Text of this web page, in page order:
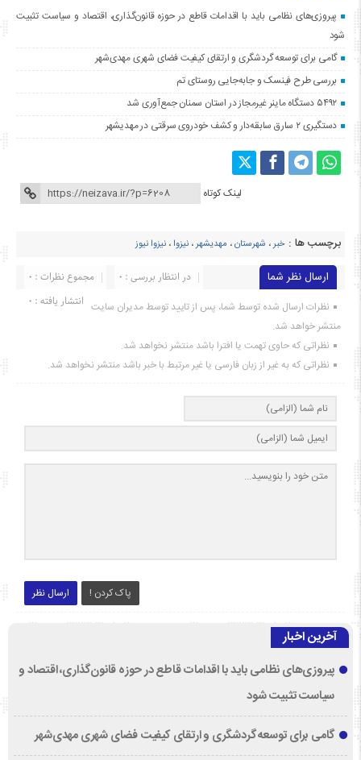
پیروزی‌های نظامی باید با اقدامات قاطع در حوزه قانون‌گذاری، اقتصاد و سیاست تثبیت
شود
گامی برای توسعه گردشگری و ارتقای کیفیت فضای شهری مهدی‌شهر
بررسی طرح فینسک و جابه‌جایی روستای تم
۵۴۹۲ دستگاه ماینر غیرمجاز در استان سمنان جمع‌آوری شد
دستگیری ۲ سارق سابقه‌دار و کشف خودروی سرقتی در مهدیشهر
لینک کوتاه
برچسب ها : خبر، شهرستان، مهدیشهر، نیزوا ، نیزوا نیوز
ارسال نظر شما مجموع نظرات : 0
در انتظار بررسی : 0
انتشار یافته : ۰ نظرات ارسال شده توسط شما، پس از تایید توسط مدیران سایت
منتشر خواهد شد.
نظراتی که حاوی تهمت یا افترا باشد منتشر نخواهد شد.
نظراتی که به غیر از زبان فارسی یا غیر مرتبط با خبر باشد منتشر نخواهد شد.
ارسال نظر پاک کردن !
آخرین اخبار
پیروزی‌های نظامی باید با اقدامات قاطع در حوزه قانون‌گذاری، اقتصاد و
سیاست تثبیت شود
گامی برای توسعه گردشگری و ارتقای کیفیت فضای شهری مهدی‌شهر